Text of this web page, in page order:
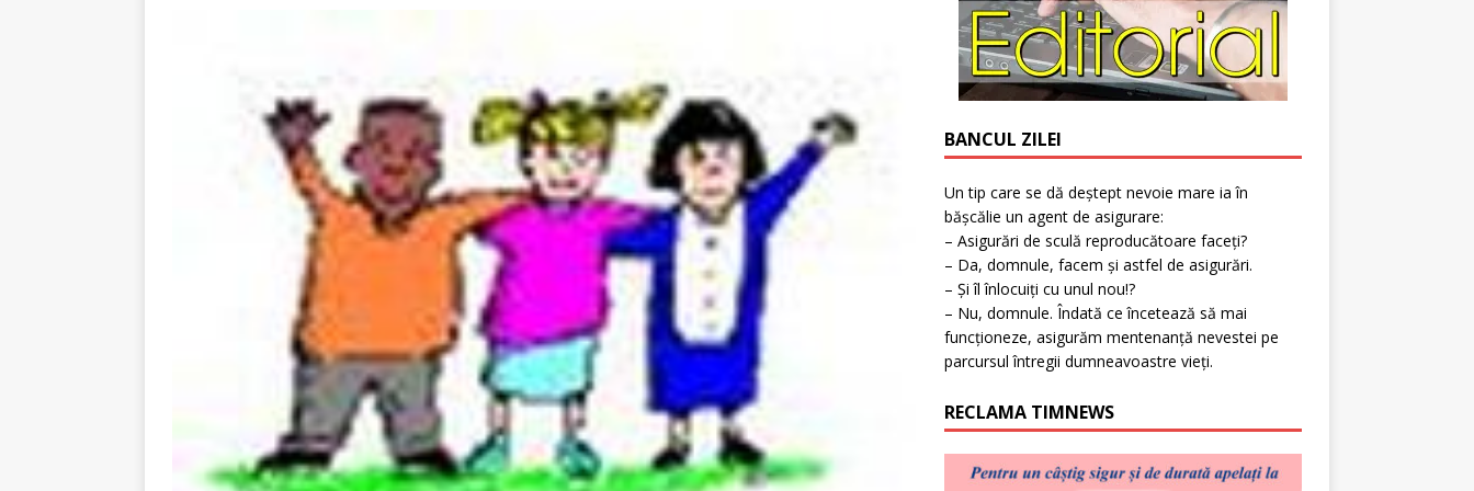
BANCUL ZILEI
Un tip care se dă deștept nevoie mare ia în
bășcălie un agent de asigurare:
– Asigurări de sculă reproducătoare faceți?
– Da, domnule, facem și astfel de asigurări.
– Și îl înlocuiți cu unul nou!?
– Nu, domnule. Îndată ce încetează să mai
funcționeze, asigurăm mentenanță nevestei pe
parcursul întregii dumneavoastre vieți.
RECLAMA TIMNEWS